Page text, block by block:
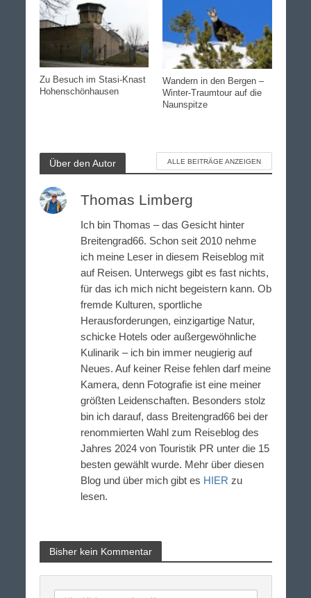
Zu Besuch im Stasi-Knast
Hohenschönhausen
Wandern in den Bergen –
Winter-Traumtour auf die
Naunspitze
Über den Autor ALLE BEITRÄGE ANZEIGEN
Thomas Limberg
Ich bin Thomas – das Gesicht hinter
Breitengrad66. Schon seit 2010 nehme
ich meine Leser in diesem Reiseblog mit
auf Reisen. Unterwegs gibt es fast nichts,
für das ich mich nicht begeistern kann. Ob
fremde Kulturen, sportliche
Herausforderungen, einzigartige Natur,
schicke Hotels oder außergewöhnliche
Kulinarik – ich bin immer neugierig auf
Neues. Auf keiner Reise fehlen darf meine
Kamera, denn Fotografie ist eine meiner
größten Leidenschaften. Besonders stolz
bin ich darauf, dass Breitengrad66 bei der
renommierten Wahl zum Reiseblog des
Jahres 2024 von Touristik PR unter die 15
besten gewählt wurde. Mehr über diesen
Blog und über mich gibt es HIER zu
lesen.
Bisher kein Kommentar